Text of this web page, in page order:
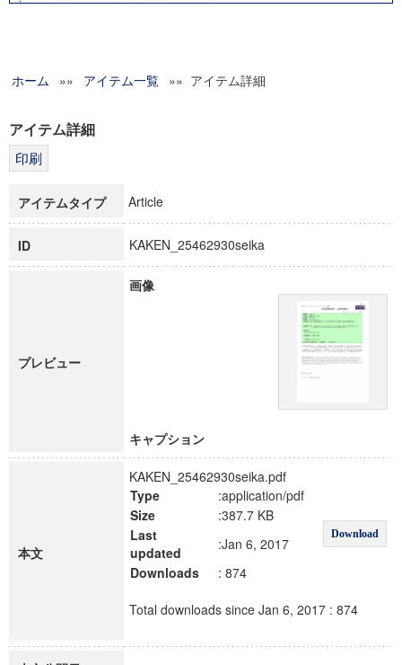
グローバルリサーチインスティテュート
科学研究費補助金研究成果報告書
博士課程教育リーディングプログラム「超成熟社会発展のサ
ホーム »» アイテム一覧 »» アイテム詳細
アイテム詳細
アイテムタイプ Article
ID KAKEN_25462930seika
プレビュー
画像
キャプション
本文
KAKEN_25462930seika.pdf
Type
:application/pdf
Download
Size
:387.7 KB
Last
updated
:Jan 6, 2017
Downloads
: 874
Total downloads since Jan 6, 2017 : 874